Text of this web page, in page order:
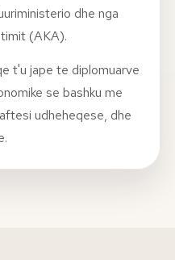
dhe nga
(AKA).
t'u jape te diplomuarve
se bashku me
udheheqese, dhe